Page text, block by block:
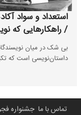
استعداد و سواد
/ راهکارهایی که
بی شک در میان
داستان‌نویسی است که
تماس با ما جشنواره